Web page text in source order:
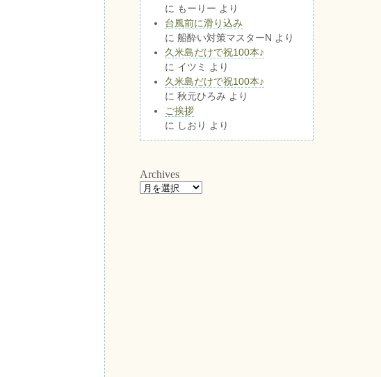
に もーりー より
台風前に滑り込み
に 船酔い対策マスターN より
久米島だけで祝100本♪
に イツミ
より
久米島だけで祝100本♪
に 秋元ひろみ より
ご挨拶
に しおり より
Archives